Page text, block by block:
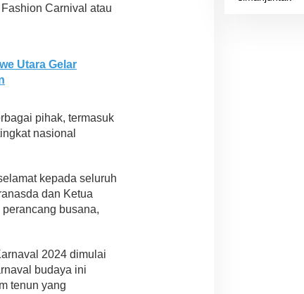
Carnival atau
Utara Gelar
pihak, termasuk
nasional
kepada seluruh
dan Ketua
busana,
2024 dimulai
budaya ini
tenun yang